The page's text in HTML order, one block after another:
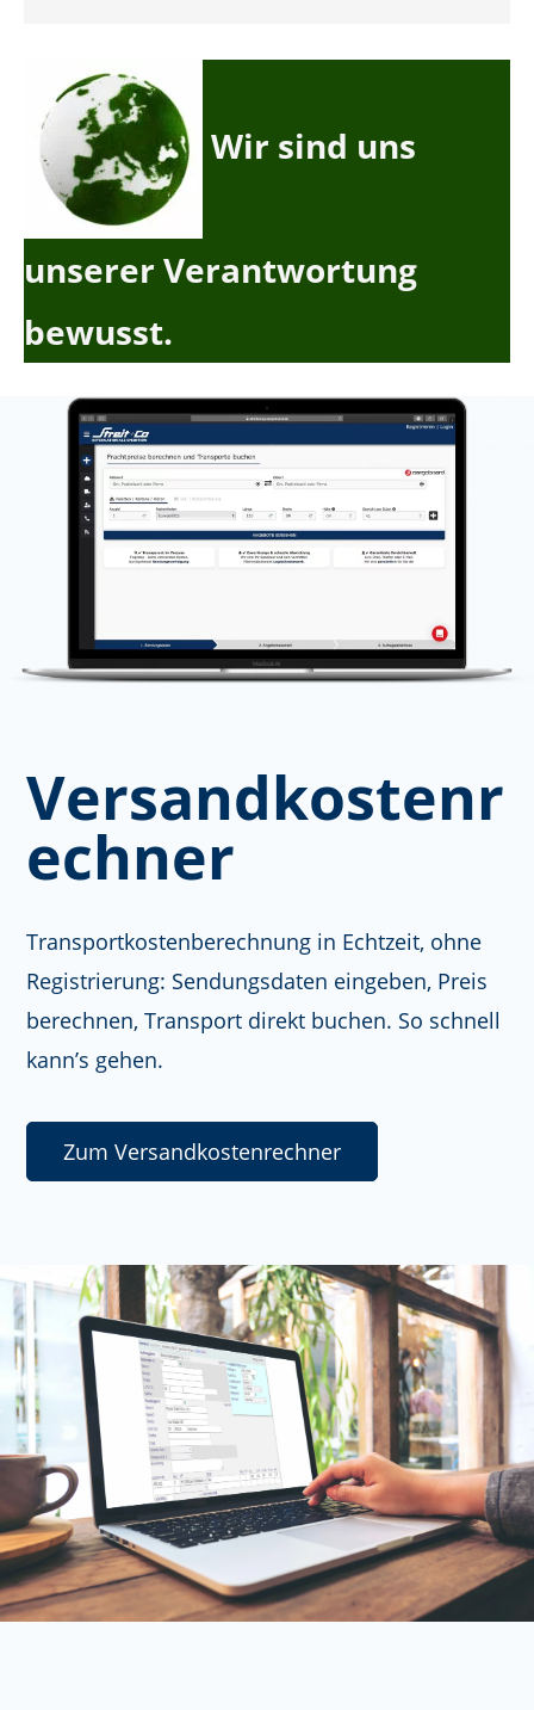
Wir sind uns
unserer Verantwortung
bewusst.
Versandkostenr
echner
Transportkostenberechnung in Echtzeit, ohne
Registrierung: Sendungsdaten eingeben, Preis
berechnen, Transport direkt buchen. So schnell
kann’s gehen.
Zum Versandkostenrechner